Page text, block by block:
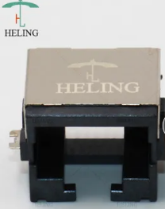
POLÍTICA
DE
PRIVACIDADE